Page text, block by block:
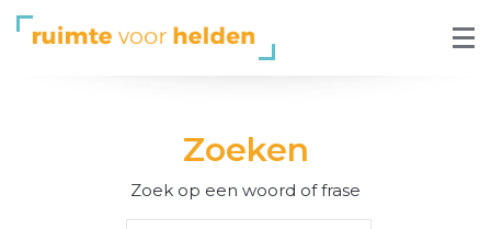
Zoeken
Zoek op een woord of frase